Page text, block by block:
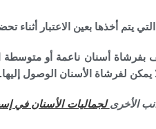
يمكن لفرشاة الأسنان الوصول إليها.
الأخرىلجماليات الأسنان في